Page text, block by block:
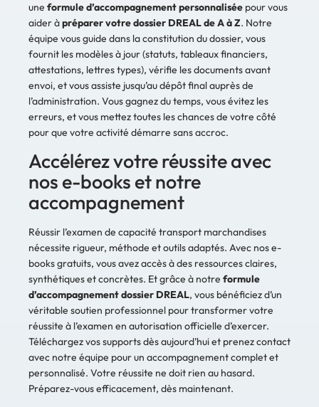
une formule d’accompagnement personnalisée pour vous
aider àpréparer votre dossier DREAL de A à Z. Notre
équipe vous guide dans la constitution du dossier, vous
fournit les modèles à jour (statuts, tableaux financiers,
attestations, lettres types), vérifie les documents avant
envoi, et vous assiste jusqu’au dépôt final auprès de
l’administration. Vous gagnez du temps, vous évitez les
erreurs, et vous mettez toutes les chances de votre côté
pour que votre activité démarre sans accroc.
Accélérez votre réussite avec
nos e-books et notre
accompagnement
Réussir l’examen de capacité transport marchandises
nécessite rigueur, méthode et outils adaptés. Avec nos e-
books gratuits, vous avez accès à des ressources claires,
synthétiques et concrètes. Et grâce à notre formule
d’accompagnement dossier DREAL, vous bénéficiez d’un
véritable soutien professionnel pour transformer votre
réussite à l’examen en autorisation officielle d’exercer.
Téléchargez vos supports dès aujourd’hui et prenez contact
avec notre équipe pour un accompagnement complet et
personnalisé. Votre réussite ne doit rien au hasard.
Préparez-vous efficacement, dès maintenant.